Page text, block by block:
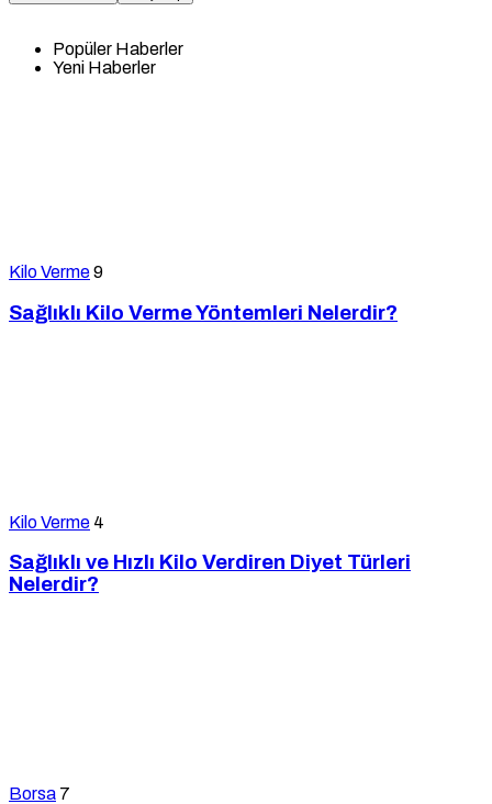
Popüler Haberler
Yeni Haberler
Kilo Verme9
Sağlıklı Kilo Verme Yöntemleri Nelerdir?
Kilo Verme 4
Sağlıklı ve Hızlı Kilo Verdiren Diyet Türleri
Nelerdir?
Borsa 7